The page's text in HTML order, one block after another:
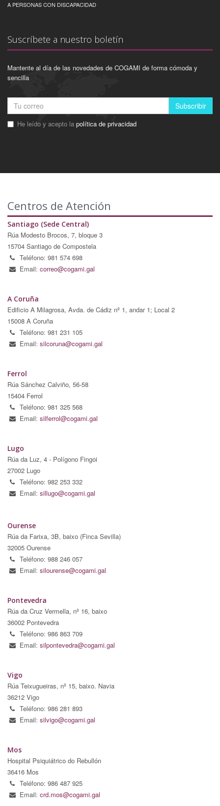
A PERSONAS CON DISCAPACIDAD
Suscríbete a nuestro boletín
Mantente al día de las novedades de COGAMI de forma cómoda y
sencilla
Subscribir
He leído y acepto la política de privacidad
Centros de Atención
Santiago (Sede Central)
Rúa Modesto Brocos, 7, bloque 3
15704 Santiago de Compostela
Teléfono: 981 574 698
Email: correo@cogami.gal
A Coruña
Edificio A Milagrosa, Avda. de Cádiz nº 1, andar 1; Local 2
15008 A Coruña
Teléfono: 981 231 105
Email: silcoruna@cogami.gal
Ferrol
Rúa Sánchez Calviño, 56-58
15404 Ferrol
Teléfono: 981 325 568
Email: silferrol@cogami.gal
Lugo
Rúa da Luz, 4 - Polígono Fingoi
27002 Lugo
Teléfono: 982 253 332
Email: sillugo@cogami.gal
Ourense
Rúa da Farixa, 3B, baixo (Finca Sevilla)
32005 Ourense
Teléfono: 988 246 057
Email: silourense@cogami.gal
Pontevedra
Rúa da Cruz Vermella, nº 16, baixo
36002 Pontevedra
Teléfono: 986 863 709
Email: silpontevedra@cogami.gal
Vigo
Rúa Teixugueiras, nº 15, baixo. Navia
36212 Vigo
Teléfono: 986 281 893
Email: silvigo@cogami.gal
Mos
Hospital Psiquiátrico do Rebullón
36416 Mos
Teléfono: 986 487 925
Email: crd.mos@cogami.gal